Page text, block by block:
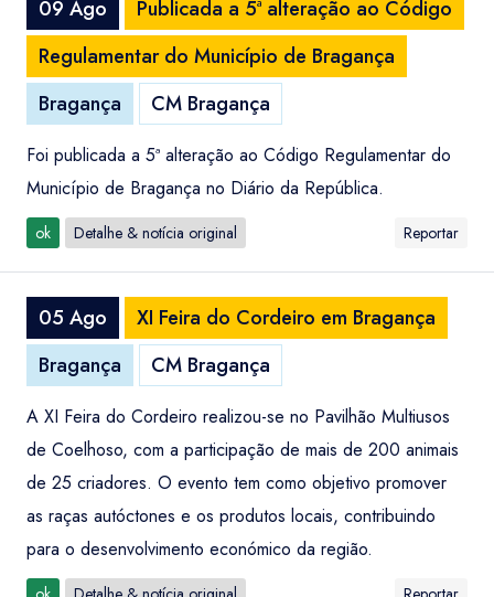
09 Ago
Publicada a 5ª alteração ao Código
Regulamentar do Município de Bragança
Bragança
CM Bragança
Foi publicada a 5ª alteração ao Código Regulamentar do
Município de Bragança no Diário da República.
ok Detalhe & notícia original Reportar
05 Ago
XI Feira do Cordeiro em Bragança
Bragança
CM Bragança
A XI Feira do Cordeiro realizou-se no Pavilhão Multiusos
de Coelhoso, com a participação de mais de 200 animais
de 25 criadores. O evento tem como objetivo promover
as raças autóctones e os produtos locais, contribuindo
para o desenvolvimento económico da região.